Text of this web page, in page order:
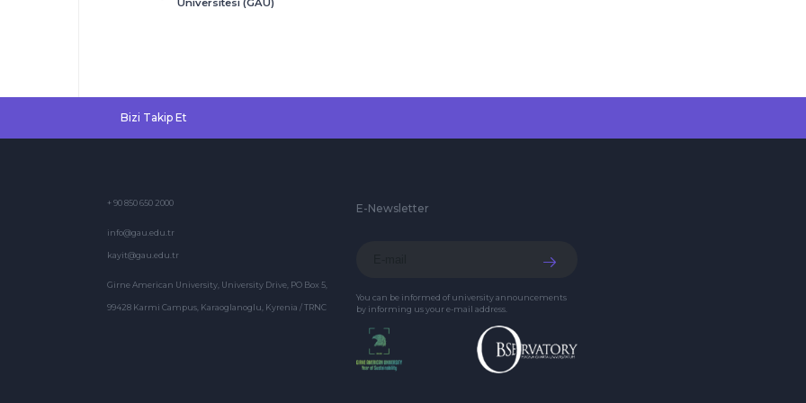
Üniversitesi (GAÜ)
Bizi Takip Et
+ 90 850 650 2000
info@gau.edu.tr
kayit@gau.edu.tr
Girne American University, University Drive, PO Box 5,
99428 Karmi Campus, Karaoglanoglu, Kyrenia / TRNC
E-Newsletter
You can be informed of university announcements
by informing us your e-mail address.